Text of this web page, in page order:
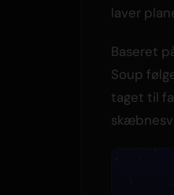
laver
Baseret
Soup
taget til